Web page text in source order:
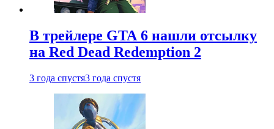
В трейлере GTA 6 нашли отсылку
на Red Dead Redemption 2
3 года спустя3 года спустя